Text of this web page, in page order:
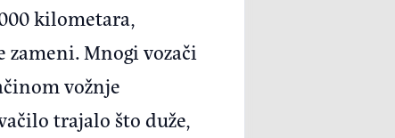
kilometara,
zameni. Mnogi vozači
vožnje
trajalo što duže,